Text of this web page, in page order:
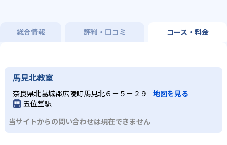
総合情報 評判・口コミ コース・料金
馬見北教室
奈良県北葛城郡広陵町馬見北６－５－２９
地図を見る
五位堂駅
当サイトからの問い合わせは現在できません